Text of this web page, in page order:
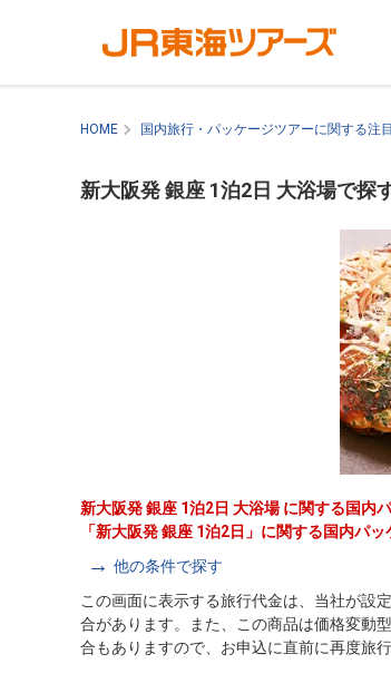
HOME 国内旅行・パッケージツアーに関する注
新大阪発 銀座 1泊2日 大浴場で探
新大阪発 銀座 1泊2日 大浴場 に関する国内
「新大阪発 銀座 1泊2日」に関する国内パ
他の条件で探す
この画面に表示する旅行代金は、当社が設
合があります。また、この商品は価格変動
合もありますので、お申込に直前に再度旅